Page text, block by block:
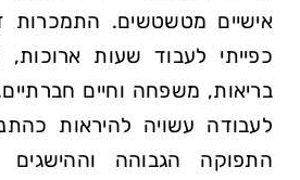
אישיים מטשטשים. התמכרות
כפייתי לעבוד שעות
בריאות, משפחה וחיים
לעבודה עשויה להיראות
התפוקה הגבוהה וההישגים